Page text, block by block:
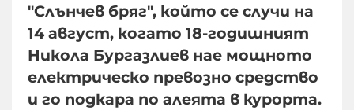
"Слънчев бряг", който се случи на
14 август, когато 18-годишният
Никола Бургазлиев нае мощното
електрическо превозно средство
и го подкара по алеята в курорта.